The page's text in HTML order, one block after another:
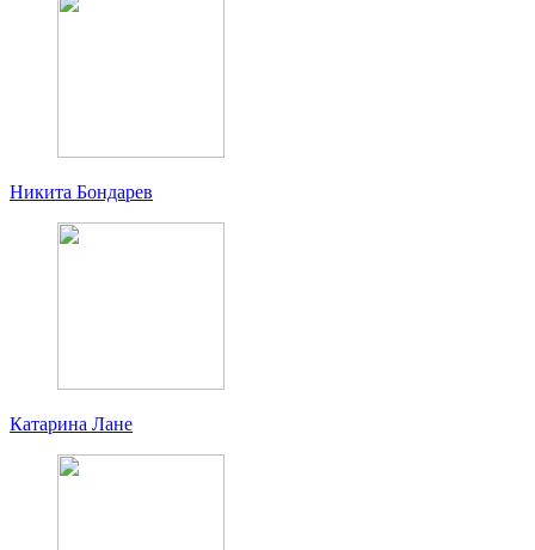
Никита Бондарев
Катарина Лане